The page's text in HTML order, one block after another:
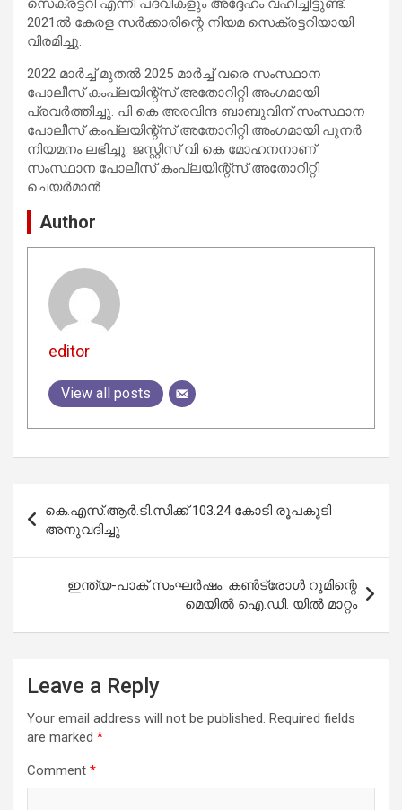
2021ൽ കേരള സർക്കാരിന്റെ നിയമ സെക്രട്ടറിയായി
വിരമിച്ചു.
2022 മാർച്ച് മുതൽ 2025 മാർച്ച് വരെ സംസ്ഥാന
പോലീസ് കംപ്ലയിന്റ്സ് അതോറിറ്റി അംഗമായി
പ്രവർത്തിച്ചു. പി കെ അരവിന്ദ ബാബുവിന് സംസ്ഥാന
പോലീസ് കംപ്ലയിന്റ്സ് അതോറിറ്റി അംഗമായി പുനർ
നിയമനം ലഭിച്ചു. ജസ്റ്റിസ് വി കെ മോഹനനാണ്
സംസ്ഥാന പോലീസ് കംപ്ലയിന്റ്സ് അതോറിറ്റി
ചെയർമാൻ.
Author
editor
View all posts
navigation
കെ.എസ്.ആർ.ടി.സിക്ക് 103.24 കോടി രൂപകൂടി
അനുവദിച്ചു
ഇന്ത്യ-പാക് സംഘർഷം: കൺട്രോൾ റൂമിന്റെ
മെയിൽ ഐ.ഡി. യിൽ മാറ്റം
Leave a Reply
Your email address will not be published. Required fields
are marked *
Comment *